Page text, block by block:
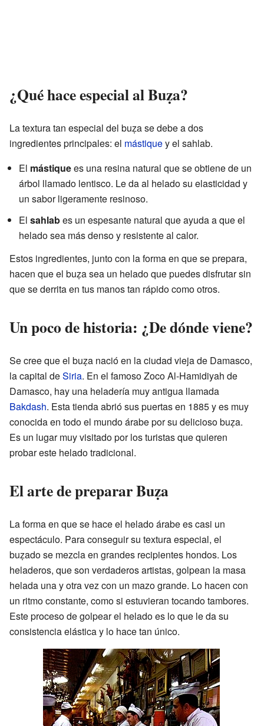
¿Qué hace especial al Buẓa?
La textura tan especial del buẓa se debe a dos
ingredientes principales: el mástiquey el sahlab.
El mástiquees una resina natural que se obtiene de un
árbol llamado lentisco. Le da al helado su elasticidad y
un sabor ligeramente resinoso.
El sahlabes un espesante natural que ayuda a que el
helado sea más denso y resistente al calor.
Estos ingredientes, junto con la forma en que se prepara,
hacen que el buẓa sea un helado que puedes disfrutar sin
que se derrita en tus manos tan rápido como otros.
Un poco de historia: ¿De dónde viene?
Se cree que el buẓa nació en la ciudad vieja de Damasco,
la capital deSiria. En el famoso Zoco Al-Hamidiyah de
Damasco, hay una heladería muy antigua llamada
Bakdash. Esta tienda abrió sus puertas en 1885 y es muy
conocida en todo el mundo árabe por su delicioso buẓa.
Es un lugar muy visitado por los turistas que quieren
probar este helado tradicional.
El arte de preparar Buẓa
La forma en que se hace el helado árabe es casi un
espectáculo. Para conseguir su textura especial, el
buẓado se mezcla en grandes recipientes hondos. Los
heladeros, que son verdaderos artistas, golpean la masa
helada una y otra vez con un mazo grande. Lo hacen con
un ritmo constante, como si estuvieran tocando tambores.
Este proceso de golpear el helado es lo que le da su
consistencia elástica y lo hace tan único.